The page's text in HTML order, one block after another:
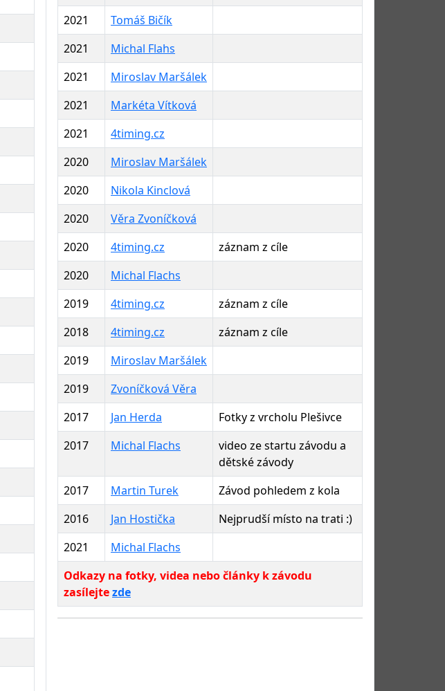
2021
Tomáš Bičík
2021
Michal Flahs
2021
Miroslav Maršálek
2021
Markéta Vítková
2021
4timing.cz
2020
Miroslav Maršálek
2020
Nikola Kinclová
2020
Věra Zvoníčková
2020
4timing.cz
záznam z cíle
2020
Michal Flachs
2019
4timing.cz
záznam z cíle
2018
4timing.cz
záznam z cíle
2019
Miroslav Maršálek
2019
Zvoníčková Věra
2017
Jan Herda
Fotky z vrcholu Plešivce
2017
Michal Flachs
video ze startu závodu a
dětské závody
2017
Martin Turek
Závod pohledem z kola
2016
Jan Hostička
Nejprudší místo na trati :)
2021
Michal Flachs
Odkazy na fotky, videa nebo články k závodu
zasílejtezde